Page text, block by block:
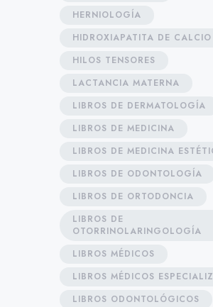
HERNIOLOGÍA
HIDROXIAPATITA DE CALCIO
HILOS TENSORES
LACTANCIA MATERNA
LIBROS DE DERMATOLOGÍA
LIBROS DE MEDICINA
LIBROS DE MEDICINA
LIBROS DE ODONTOLOGÍA
LIBROS DE ORTODONCIA
LIBROS DE
OTORRINOLARINGOLOGÍA
LIBROS MÉDICOS
LIBROS MÉDICOS
LIBROS ODONTOLÓGICOS